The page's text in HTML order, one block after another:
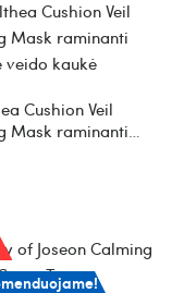
Cushion Veil
Mask raminanti